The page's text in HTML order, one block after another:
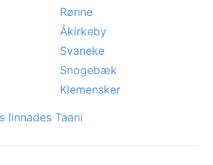
Rønne
Åkirkeby
Svaneke
Snogebæk
Klemensker
linnades Taani